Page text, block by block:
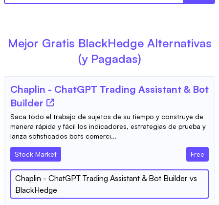
Mejor Gratis BlackHedge Alternativas
(y Pagadas)
Chaplin - ChatGPT Trading Assistant & Bot
Builder
Saca todo el trabajo de sujetos de su tiempo y construye de
manera rápida y fácil los indicadores, estrategias de prueba y
lanza sofisticados bots comerci...
Stock Market Free
Chaplin - ChatGPT Trading Assistant & Bot Builder vs
BlackHedge